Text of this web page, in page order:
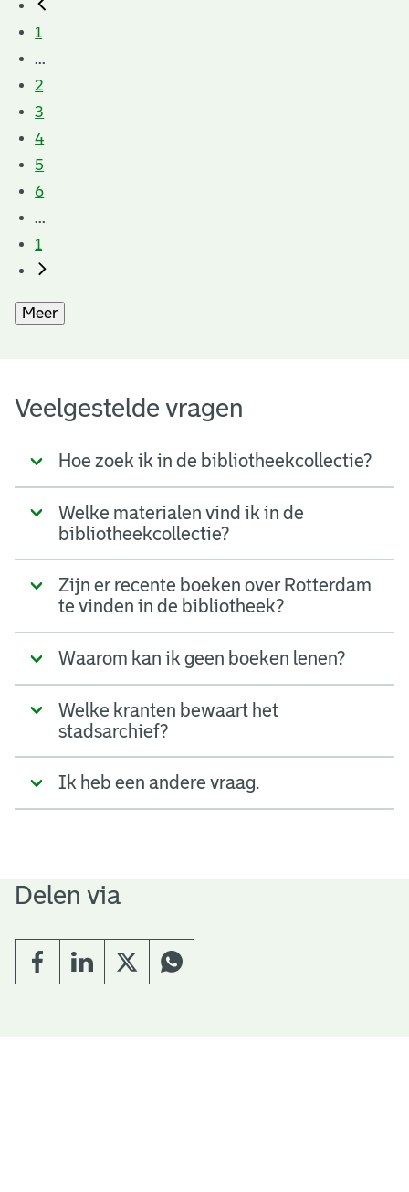
1
...
2
3
4
5
6
...
1
Meer
Veelgestelde vragen
Hoe zoek ik in de bibliotheekcollectie?
Welke materialen vind ik in de
bibliotheekcollectie?
Zijn er recente boeken over Rotterdam
te vinden in de bibliotheek?
Waarom kan ik geen boeken lenen?
Welke kranten bewaart het
stadsarchief?
Ik heb een andere vraag.
Delen via